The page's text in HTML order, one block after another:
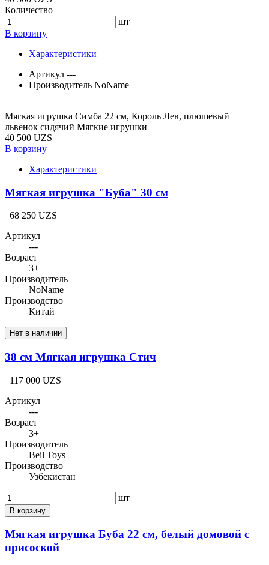
Количество
шт
В корзину
Характеристики
Артикул ---
Производитель NoName
Мягкая игрушка Симба 22 см, Король Лев, плюшевый
львенок сидячий Мягкие игрушки
40 500 UZS
В корзину
Характеристики
Мягкая игрушка "Буба" 30 см
68 250 UZS
Артикул
---
Возраст
3+
Производитель
NoName
Производство
Китай
Нет в наличии
38 см Мягкая игрушка Стич
117 000 UZS
Артикул
---
Возраст
3+
Производитель
Beil Toys
Производство
Узбекистан
шт
В корзину
Мягкая игрушка Буба 22 см, белый домовой с
присоской